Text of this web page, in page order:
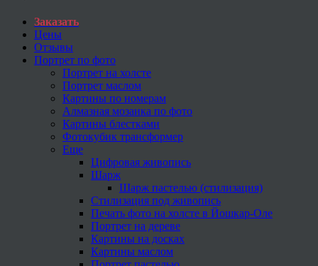
Заказать
Цены
Отзывы
Портрет по фото
Портрет на холсте
Портрет маслом
Картины по номерам
Алмазная мозаика по фото
Картины блестками
Фотокубик трансформер
Еще
Цифровая живопись
Шарж
Шарж пастелью (стилизация)
Стилизация под живопись
Печать фото на холсте в Йошкар-Оле
Портрет на дереве
Картины на досках
Картины маслом